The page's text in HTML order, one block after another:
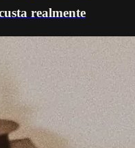
realmente